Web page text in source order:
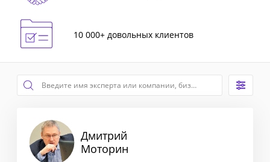
10 000+ довольных клиентов
Дмитрий
Моторин